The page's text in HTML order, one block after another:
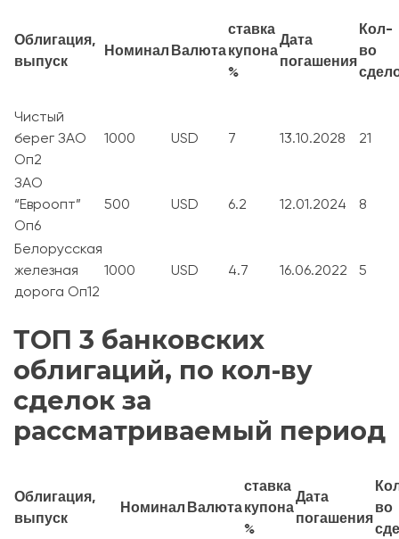
Облигация,
выпуск
НоминалВалюта
ставка
купона
%
Дата
погашения
Кол-
во
Чистый
берег ЗАО
Оп2
1000 USD 7 13.10.2028 21
ЗАО
“Евроопт”
Оп6
500 USD 6.2 12.01.2024 8
Белорусская
железная
дорога Оп12
1000 USD 4.7 16.06.2022 5
ТОП 3 банковских
облигаций, по кол-ву
сделок за
рассматриваемый период
Облигация,
выпуск
НоминалВалюта
ставка
купона
%
Дата
погашения
во